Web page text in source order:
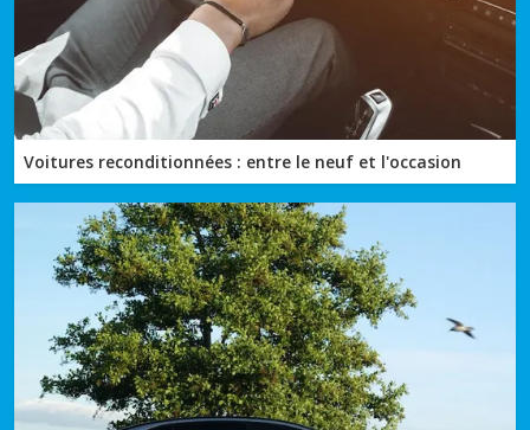
Voitures reconditionnées : entre le neuf et l'occasion